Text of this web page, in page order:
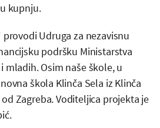
kupnju.
Udruga za nezavisnu
podršku Ministarstva
mladih. Osim naše škole, u
škola Klinča Sela iz Klinča
Zagreba. Voditeljica projekta je